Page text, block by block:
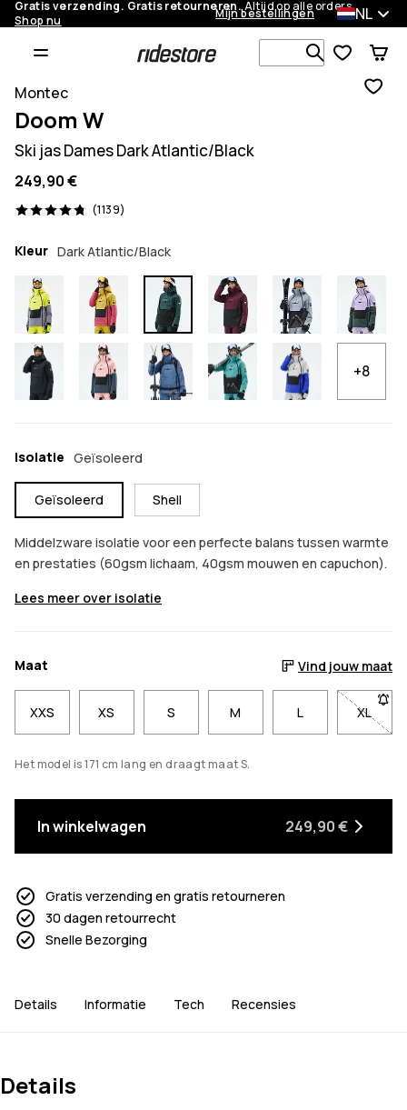
Gratis verzending. Gratis retourneren.Altijd op alle orders.
Shop nu
Mijn bestellingen NL
Zoek in 1
Montec
Doom W
Ski jas Dames Dark Atlantic/Black
249,90 €
(1139)
1139 beoordelingen, 4.8/5
Kleur Dark Atlantic/Black
+8
Isolatie Geïsoleerd
Geïsoleerd Shell
Middelzware isolatie voor een perfecte balans tussen warmte
en prestaties (60gsm lichaam, 40gsm mouwen en capuchon).
Lees meer over isolatie
Maat Vind jouw maat
XXS XS S M L XL- Maat
Het model is 171 cm lang en draagt maat S.
In winkelwagen 249,90 €
Gratis verzending en gratis retourneren
30 dagen retourrecht
Snelle Bezorging
Details Informatie Tech Recensies
Details